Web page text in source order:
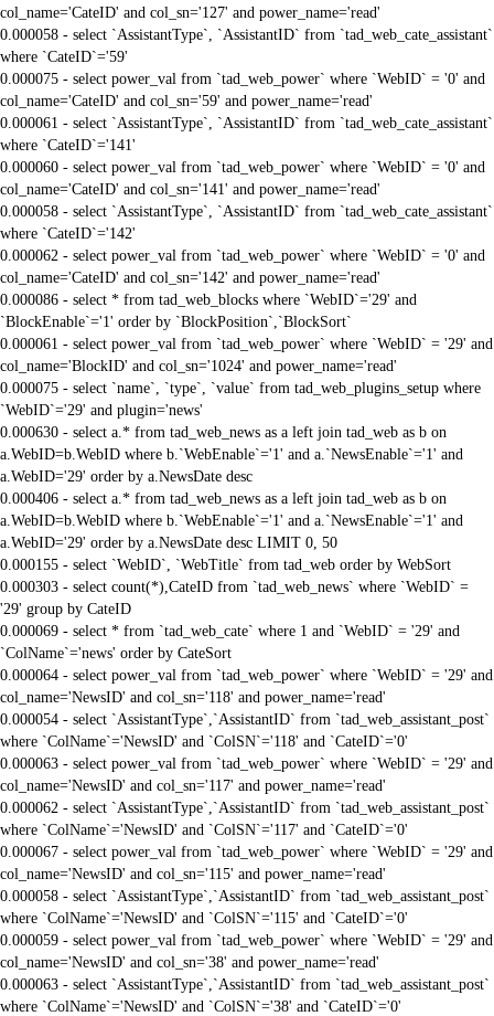
col_name='CateID' and col_sn='127' and power_name='read'
0.000058 - select `AssistantType`, `AssistantID` from `tad_web_cate_assistant`
where `CateID`='59'
0.000075 - select power_val from `tad_web_power` where `WebID` = '0' and
col_name='CateID' and col_sn='59' and power_name='read'
0.000061 - select `AssistantType`, `AssistantID` from `tad_web_cate_assistant`
where `CateID`='141'
0.000060 - select power_val from `tad_web_power` where `WebID` = '0' and
col_name='CateID' and col_sn='141' and power_name='read'
0.000058 - select `AssistantType`, `AssistantID` from `tad_web_cate_assistant`
where `CateID`='142'
0.000062 - select power_val from `tad_web_power` where `WebID` = '0' and
col_name='CateID' and col_sn='142' and power_name='read'
0.000086 - select * from tad_web_blocks where `WebID`='29' and
`BlockEnable`='1' order by `BlockPosition`,`BlockSort`
0.000061 - select power_val from `tad_web_power` where `WebID` = '29' and
col_name='BlockID' and col_sn='1024' and power_name='read'
0.000075 - select `name`, `type`, `value` from tad_web_plugins_setup where
`WebID`='29' and plugin='news'
0.000630 - select a.* from tad_web_news as a left join tad_web as b on
a.WebID=b.WebID where b.`WebEnable`='1' and a.`NewsEnable`='1' and
a.WebID='29' order by a.NewsDate desc
0.000406 - select a.* from tad_web_news as a left join tad_web as b on
a.WebID=b.WebID where b.`WebEnable`='1' and a.`NewsEnable`='1' and
a.WebID='29' order by a.NewsDate desc LIMIT 0, 50
0.000155 - select `WebID`, `WebTitle` from tad_web order by WebSort
0.000303 - select count(*),CateID from `tad_web_news` where `WebID` =
'29' group by CateID
0.000069 - select * from `tad_web_cate` where 1 and `WebID` = '29' and
`ColName`='news' order by CateSort
0.000064 - select power_val from `tad_web_power` where `WebID` = '29' and
col_name='NewsID' and col_sn='118' and power_name='read'
0.000054 - select `AssistantType`,`AssistantID` from `tad_web_assistant_post`
where `ColName`='NewsID' and `ColSN`='118' and `CateID`='0'
0.000063 - select power_val from `tad_web_power` where `WebID` = '29' and
col_name='NewsID' and col_sn='117' and power_name='read'
0.000062 - select `AssistantType`,`AssistantID` from `tad_web_assistant_post`
where `ColName`='NewsID' and `ColSN`='117' and `CateID`='0'
0.000067 - select power_val from `tad_web_power` where `WebID` = '29' and
col_name='NewsID' and col_sn='115' and power_name='read'
0.000058 - select `AssistantType`,`AssistantID` from `tad_web_assistant_post`
where `ColName`='NewsID' and `ColSN`='115' and `CateID`='0'
0.000059 - select power_val from `tad_web_power` where `WebID` = '29' and
col_name='NewsID' and col_sn='38' and power_name='read'
0.000063 - select `AssistantType`,`AssistantID` from `tad_web_assistant_post`
where `ColName`='NewsID' and `ColSN`='38' and `CateID`='0'